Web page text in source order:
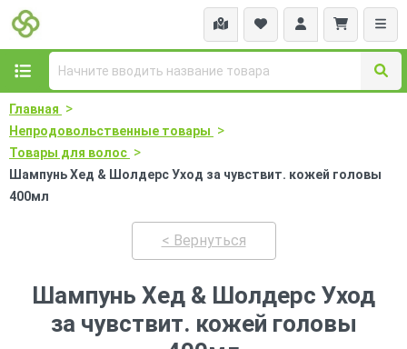
Главная >
Непродовольственные товары >
Товары для волос >
Шампунь Хед & Шолдерс Уход за чувствит. кожей головы
400мл
< Вернуться
Шампунь Хед & Шолдерс Уход
за чувствит. кожей головы